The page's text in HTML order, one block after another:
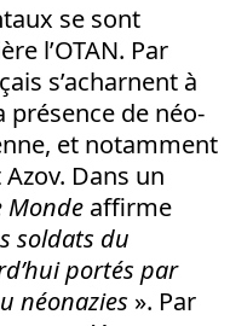
se sont
l’OTAN. Par
s’acharnent à
présence de néo-
et notamment
Dans un
Monde affirme
soldats du
portés par
néonazies ». Par